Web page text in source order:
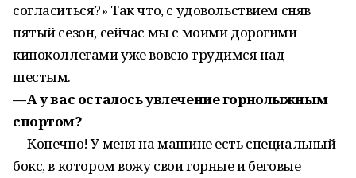
согласиться?» Так что, с удовольствием сняв
пятый сезон, сейчас мы с моими дорогими
киноколлегами уже вовсю трудимся над
шестым.
— А у вас осталось увлечение горнолыжным
спортом?
— Конечно! У меня на машине есть специальный
бокс, в котором вожу свои горные и беговые